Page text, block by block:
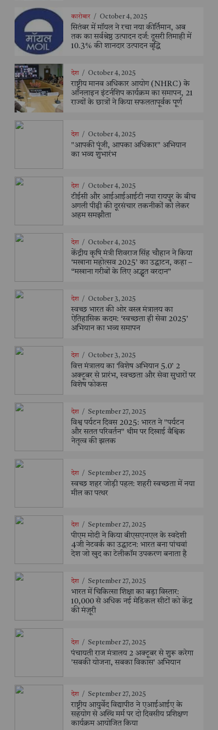
कारोबार / October 4, 2025
सितंबर में मॉयल ने रचा नया कीर्तिमान, अब
तक का सर्वश्रेष्ठ उत्पादन दर्ज: दूसरी तिमाही में
10.3% की शानदार उत्पादन वृद्धि
देश / October 4, 2025
राष्ट्रीय मानव अधिकार आयोग (NHRC) के
ऑनलाइन इंटर्नशिप कार्यक्रम का समापन, 21
राज्यों के छात्रों ने किया सफलतापूर्वक पूर्ण
देश / October 4, 2025
"आपकी पूंजी, आपका अधिकार" अभियान
का भव्य शुभारंभ
देश / October 4, 2025
टीईसी और आईआईआईटी नया रायपुर के बीच
अगली पीढ़ी की दूरसंचार तकनीकों को लेकर
अहम समझौता
देश / October 4, 2025
केंद्रीय कृषि मंत्री शिवराज सिंह चौहान ने किया
‘मखाना महोत्सव 2025’ का उद्घाटन, कहा –
“मखाना गरीबों के लिए अद्भुत वरदान”
देश / October 3, 2025
स्वच्छ भारत की ओर वस्त्र मंत्रालय का
ऐतिहासिक कदम: ‘स्वच्छता ही सेवा 2025’
अभियान का भव्य समापन
देश / October 3, 2025
वित्त मंत्रालय का ‘विशेष अभियान 5.0’ 2
अक्टूबर से प्रारंभ, स्वच्छता और सेवा सुधारों पर
विशेष फोकस
देश / September 27, 2025
विश्व पर्यटन दिवस 2025: भारत ने "पर्यटन
और सतत परिवर्तन" थीम पर दिखाई वैश्विक
नेतृत्व की झलक
देश / September 27, 2025
स्वच्छ शहर जोड़ी पहल: शहरी स्वच्छता में नया
मील का पत्थर
देश / September 27, 2025
पीएम मोदी ने किया बीएसएनएल के स्वदेशी
4जी नेटवर्क का उद्घाटन: भारत बना पांचवां
देश जो खुद का टेलीकॉम उपकरण बनाता है
देश / September 27, 2025
भारत में चिकित्सा शिक्षा का बड़ा विस्तार:
10,000 से अधिक नई मेडिकल सीटों को केंद्र
की मंज़ूरी
देश / September 27, 2025
पंचायती राज मंत्रालय 2 अक्टूबर से शुरू करेगा
'सबकी योजना, सबका विकास' अभियान
देश / September 27, 2025
राष्ट्रीय आयुर्वेद विद्यापीठ ने एआईआईए के
सहयोग से अस्थि मर्म पर दो दिवसीय प्रशिक्षण
कार्यक्रम आयोजित किया